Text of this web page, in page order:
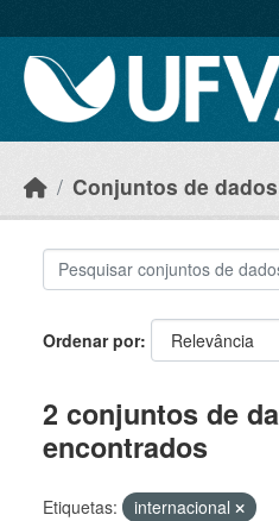
Conjuntos de dados
Ordenar por
2 conjuntos de
encontrados
Etiquetas:
internacional